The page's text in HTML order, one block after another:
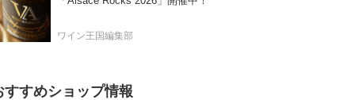
ワイン王国編集部
すすめショップ情報